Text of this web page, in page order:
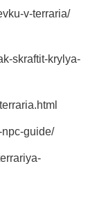
v-terraria/
skraftit-krylya-
npc-guide/